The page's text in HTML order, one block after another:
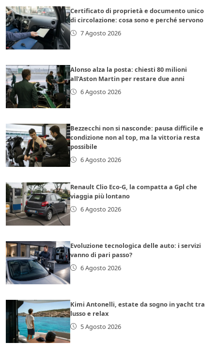
Certificato di proprietà e documento unico
di circolazione: cosa sono e perché servono
7 Agosto 2026
Alonso alza la posta: chiesti 80 milioni
all’Aston Martin per restare due anni
6 Agosto 2026
Bezzecchi non si nasconde: pausa difficile e
condizione non al top, ma la vittoria resta
possibile
6 Agosto 2026
Renault Clio Eco-G, la compatta a Gpl che
viaggia più lontano
6 Agosto 2026
Evoluzione tecnologica delle auto: i servizi
vanno di pari passo?
6 Agosto 2026
Kimi Antonelli, estate da sogno in yacht tra
lusso e relax
5 Agosto 2026